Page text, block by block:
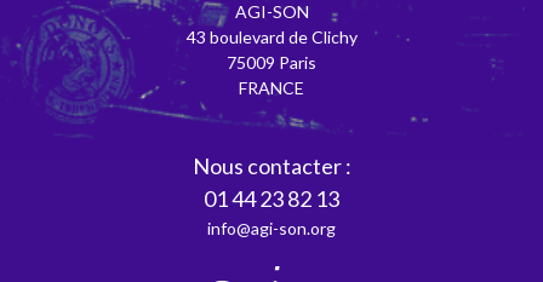
AGI-SON
43 boulevard de Clichy
75009 Paris
FRANCE
Nous contacter :
01 44 23 82 13
info@agi-son.org